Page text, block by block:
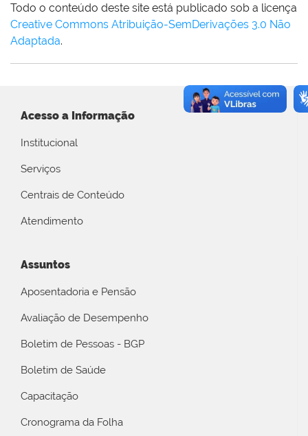
Todo o conteúdo deste site está publicado sob a licença
Creative Commons Atribuição-SemDerivações 3.0 Não
Adaptada.
Acesso a Informação
Institucional
Serviços
Centrais de Conteúdo
Atendimento
Assuntos
Aposentadoria e Pensão
Avaliação de Desempenho
Boletim de Pessoas - BGP
Boletim de Saúde
Capacitação
Cronograma da Folha